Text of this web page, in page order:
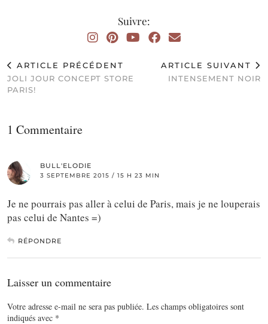
Suivre:
ARTICLE PRÉCÉDENT
JOLI JOUR CONCEPT STORE
PARIS!
ARTICLE SUIVANT
INTENSEMENT NOIR
1 Commentaire
BULL'ELODIE
3 SEPTEMBRE 2015 / 15 H 23 MIN
Je ne pourrais pas aller à celui de Paris, mais je ne louperais
pas celui de Nantes =)
RÉPONDRE
Laisser un commentaire
Votre adresse e-mail ne sera pas publiée. Les champs obligatoires sont
indiqués avec *